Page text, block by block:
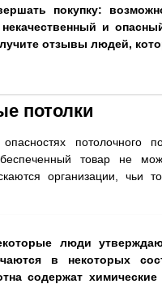
покупку:
и
отзывы людей,
потолки
потолочного
обеспеченный товар не
организации, чьи
люди
в некоторых
содержат